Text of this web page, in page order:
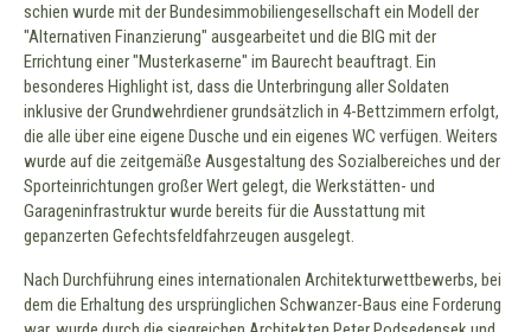
schien wurde mit der Bundesimmobiliengesellschaft ein Modell der
"Alternativen Finanzierung" ausgearbeitet und die BIG mit der
Errichtung einer "Musterkaserne" im Baurecht beauftragt. Ein
besonderes Highlight ist, dass die Unterbringung aller Soldaten
inklusive der Grundwehrdiener grundsätzlich in 4-Bettzimmern erfolgt,
die alle über eine eigene Dusche und ein eigenes WC verfügen. Weiters
wurde auf die zeitgemäße Ausgestaltung des Sozialbereiches und der
Sporteinrichtungen großer Wert gelegt, die Werkstätten- und
Garageninfrastruktur wurde bereits für die Ausstattung mit
gepanzerten Gefechtsfeldfahrzeugen ausgelegt.
Nach Durchführung eines internationalen Architekturwettbewerbs, bei
dem die Erhaltung des ursprünglichen Schwanzer-Baus eine Forderung